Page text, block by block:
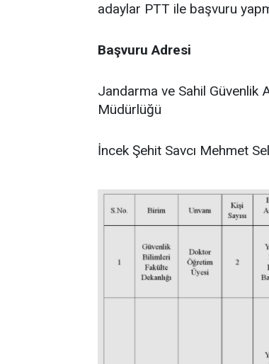
adaylar PTT ile başvuru
Başvuru Adresi
Jandarma ve Sahil Güvenlik
Müdürlüğü
İncek Şehit Savcı Mehmet